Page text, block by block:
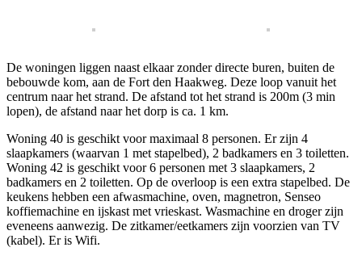
De woningen liggen naast elkaar zonder directe buren, buiten de
bebouwde kom, aan de Fort den Haakweg. Deze loop vanuit het
centrum naar het strand. De afstand tot het strand is 200m (3 min
lopen), de afstand naar het dorp is ca. 1 km.
Woning 40 is geschikt voor maximaal 8 personen. Er zijn 4
slaapkamers (waarvan 1 met stapelbed), 2 badkamers en 3 toiletten.
Woning 42 is geschikt voor 6 personen met 3 slaapkamers, 2
badkamers en 2 toiletten. Op de overloop is een extra stapelbed. De
keukens hebben een afwasmachine, oven, magnetron, Senseo
koffiemachine en ijskast met vrieskast. Wasmachine en droger zijn
eveneens aanwezig. De zitkamer/eetkamers zijn voorzien van TV
(kabel). Er is Wifi.​